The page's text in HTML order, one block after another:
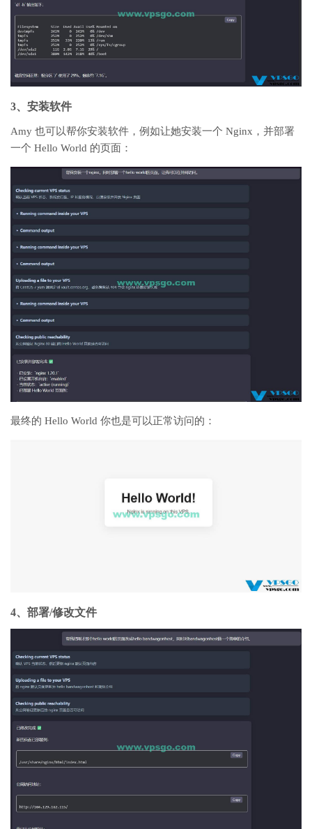
3、安装软件
Amy 也可以帮你安装软件，例如让她安装一个 Nginx，并部署
一个 Hello World 的页面：
最终的 Hello World 你也是可以正常访问的：
4、部署/修改文件